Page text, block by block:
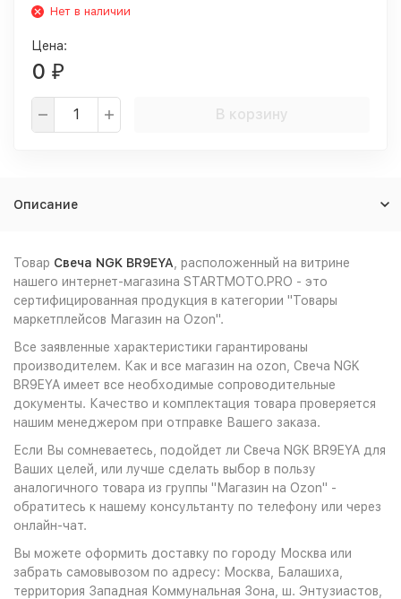
Нет в наличии
Цена:
0 ₽
В корзину
Описание
Товар Свеча NGK BR9EYA , расположенный на витрине
нашего интернет-магазина STARTMOTO.PRO - это
сертифицированная продукция в категории "Товары
маркетплейсов Магазин на Ozon".
Все заявленные характеристики гарантированы
производителем. Как и все магазин на ozon, Свеча NGK
BR9EYA имеет все необходимые сопроводительные
документы. Качество и комплектация товара проверяется
нашим менеджером при отправке Вашего заказа.
Если Вы сомневаетесь, подойдет ли Свеча NGK BR9EYA для
Ваших целей, или лучше сделать выбор в пользу
аналогичного товара из группы "Магазин на Ozon" -
обратитесь к нашему консультанту по телефону или через
онлайн-чат.
Вы можете оформить доставку по городу Москва или
забрать самовывозом по адресу: Москва, Балашиха,
территория Западная Коммунальная Зона, ш. Энтузиастов,